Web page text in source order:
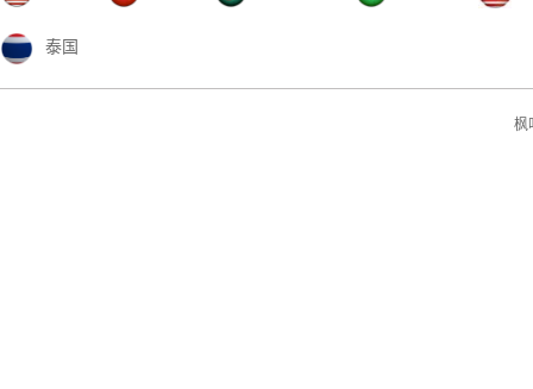
泰国
枫